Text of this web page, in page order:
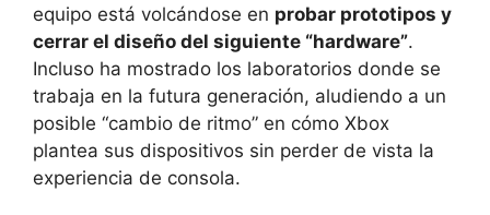
equipo está volcándose en probar prototipos y
cerrar el diseño del siguiente “hardware”.
Incluso ha mostrado los laboratorios donde se
trabaja en la futura generación, aludiendo a un
posible “cambio de ritmo” en cómo Xbox
plantea sus dispositivos sin perder de vista la
experiencia de consola.